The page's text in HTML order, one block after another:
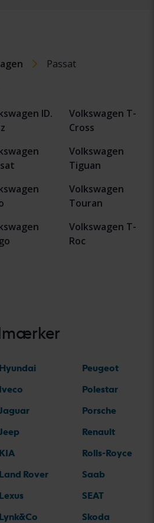
Passat
ID.
Volkswagen T-
Cross
Volkswagen
Tiguan
Volkswagen
Touran
Volkswagen T-
Roc
Hyundai
Iveco
KIA
Land Rover
Lexus
Lynk&Co
Peugeot
Polestar
Porsche
Renault
Rolls-Royce
Saab
SEAT
Skoda